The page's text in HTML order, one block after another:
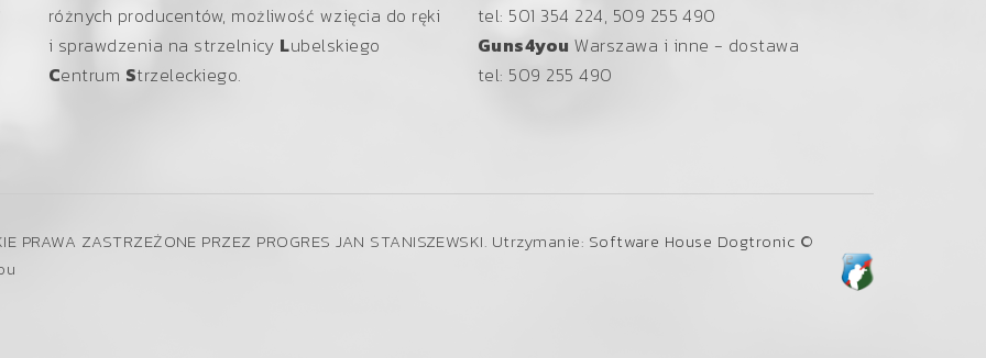
różnych producentów, możliwość wzięcia do ręki
i sprawdzenia na strzelnicy Lubelskiego
Centrum Strzeleckiego.
tel: 501 354 224, 509 255 490
Guns4you Warszawa i inne - dostawa
tel: 509 255 490
PRAWA ZASTRZEŻONE PRZEZ PROGRES JAN STANISZEWSKI. Utrzymanie: Software House Dogtronic ©